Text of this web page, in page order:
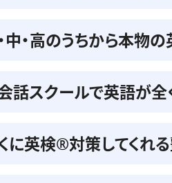
中・高のうちから本物
話スクールで英語が全
に英検®️対策してくれ